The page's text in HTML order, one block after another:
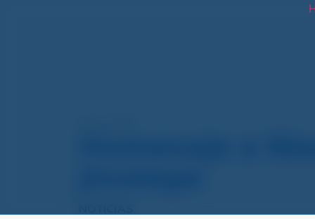
Homenaje a